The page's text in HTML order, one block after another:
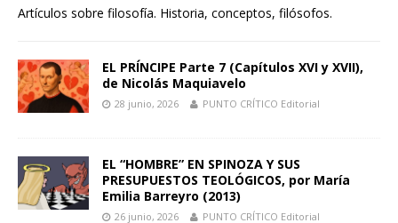
Artículos sobre filosofía. Historia, conceptos, filósofos.
EL PRÍNCIPE Parte 7 (Capítulos XVI y XVII),
de Nicolás Maquiavelo
28 junio, 2026 PUNTO CRÍTICO Editorial
EL “HOMBRE” EN SPINOZA Y SUS
PRESUPUESTOS TEOLÓGICOS, por María
Emilia Barreyro (2013)
26 junio, 2026 PUNTO CRÍTICO Editorial